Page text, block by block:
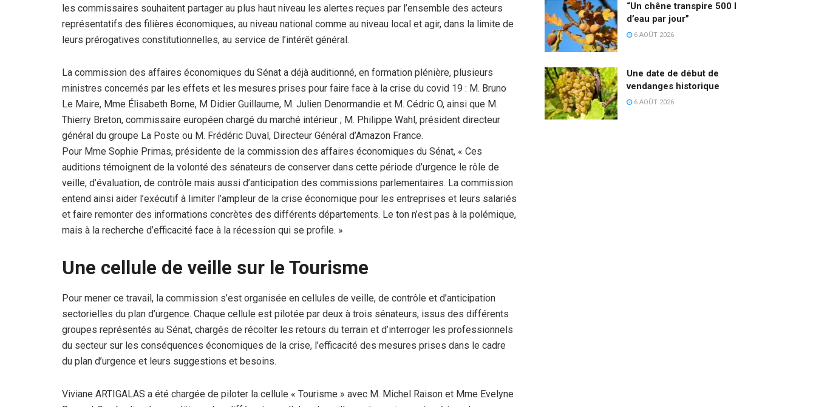
les commissaires souhaitent partager au plus haut niveau les alertes reçues par l’ensemble des acteurs
représentatifs des filières économiques, au niveau national comme au niveau local et agir, dans la limite de
leurs prérogatives constitutionnelles, au service de l’intérêt général.
La commission des affaires économiques du Sénat a déjà auditionné, en formation plénière, plusieurs
ministres concernés par les effets et les mesures prises pour faire face à la crise du covid 19 : M. Bruno
Le Maire, Mme Élisabeth Borne, M Didier Guillaume, M. Julien Denormandie et M. Cédric O, ainsi que M.
Thierry Breton, commissaire européen chargé du marché intérieur ; M. Philippe Wahl, président directeur
général du groupe La Poste ou M. Frédéric Duval, Directeur Général d’Amazon France.
Pour Mme Sophie Primas, présidente de la commission des affaires économiques du Sénat, « Ces
auditions témoignent de la volonté des sénateurs de conserver dans cette période d’urgence le rôle de
veille, d’évaluation, de contrôle mais aussi d’anticipation des commissions parlementaires. La commission
entend ainsi aider l’exécutif à limiter l’ampleur de la crise économique pour les entreprises et leurs salariés
et faire remonter des informations concrètes des différents départements. Le ton n’est pas à la polémique,
mais à la recherche d’efficacité face à la récession qui se profile. »
Une cellule de veille sur le Tourisme
Pour mener ce travail, la commission s’est organisée en cellules de veille, de contrôle et d’anticipation
sectorielles du plan d’urgence. Chaque cellule est pilotée par deux à trois sénateurs, issus des différents
groupes représentés au Sénat, chargés de récolter les retours du terrain et d’interroger les professionnels
du secteur sur les conséquences économiques de la crise, l’efficacité des mesures prises dans le cadre
du plan d’urgence et leurs suggestions et besoins.
Viviane ARTIGALAS a été chargée de piloter la cellule « Tourisme » avec M. Michel Raison et Mme Evelyne
“Un chêne transpire 500 l
d’eau par jour”
6 AOÛT 2026
Une date de début de
vendanges historique
6 AOÛT 2026